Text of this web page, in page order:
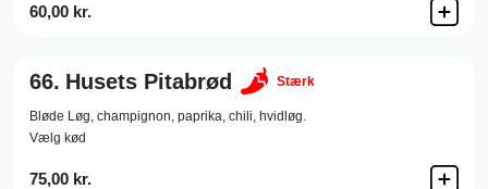
60,00 kr.
66. Husets Pitabrød Stærk
Bløde Løg, champignon, paprika, chili, hvidløg.
Vælg kød
75,00 kr.